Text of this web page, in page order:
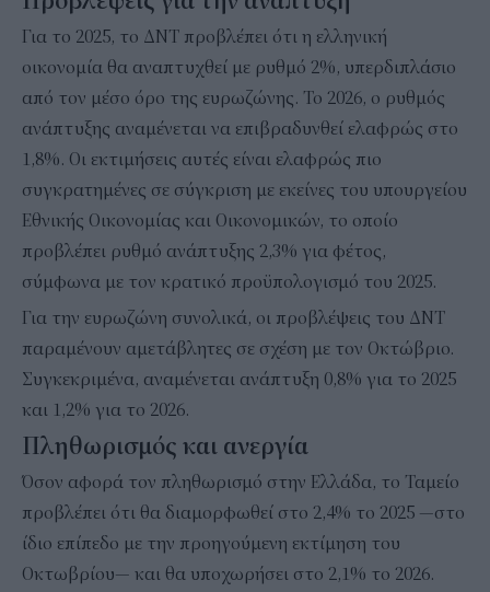
Για το 2025, το ΔΝΤ προβλέπει ότι η ελληνική
οικονομία θα αναπτυχθεί με ρυθμό 2%, υπερδιπλάσιο
από τον μέσο όρο της ευρωζώνης. Το 2026, ο ρυθμός
ανάπτυξης αναμένεται να επιβραδυνθεί ελαφρώς στο
1,8%. Οι εκτιμήσεις αυτές είναι ελαφρώς πιο
συγκρατημένες σε σύγκριση με εκείνες του υπουργείου
Εθνικής Οικονομίας και Οικονομικών, το οποίο
προβλέπει ρυθμό ανάπτυξης 2,3% για φέτος,
σύμφωνα με τον κρατικό προϋπολογισμό του 2025.
Για την ευρωζώνη συνολικά, οι προβλέψεις του ΔΝΤ
παραμένουν αμετάβλητες σε σχέση με τον Οκτώβριο.
Συγκεκριμένα, αναμένεται ανάπτυξη 0,8% για το 2025
και 1,2% για το 2026.
Πληθωρισμός και ανεργία
Όσον αφορά τον πληθωρισμό στην Ελλάδα, το Ταμείο
προβλέπει ότι θα διαμορφωθεί στο 2,4% το 2025 —στο
ίδιο επίπεδο με την προηγούμενη εκτίμηση του
Οκτωβρίου— και θα υποχωρήσει στο 2,1% το 2026.